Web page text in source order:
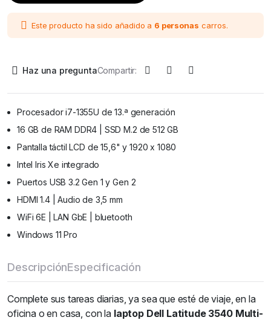
Este producto ha sido añadido a 6 personas carros.
Haz una preguntaCompartir:
Procesador i7-1355U de 13.ª generación
16 GB de RAM DDR4 | SSD M.2 de 512 GB
Pantalla táctil LCD de 15,6" y 1920 x 1080
Intel Iris Xe integrado
Puertos USB 3.2 Gen 1 y Gen 2
HDMI 1.4 | Audio de 3,5 mm
WiFi 6E | LAN GbE | bluetooth
Windows 11 Pro
DescripciónEspecificación
Complete sus tareas diarias, ya sea que esté de viaje, en la
oficina o en casa, con la laptop Dell Latitude 3540 Multi-